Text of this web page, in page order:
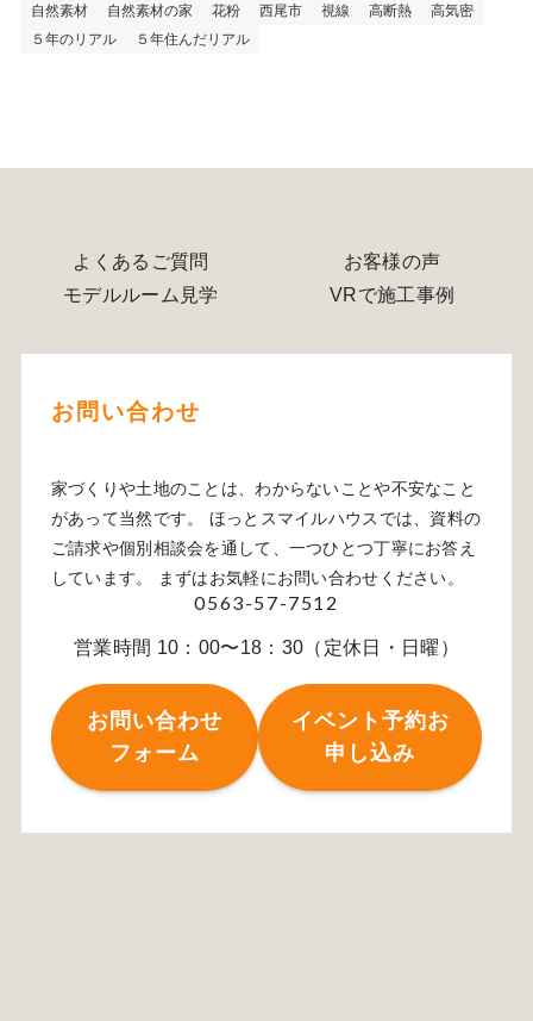
自然素材
自然素材の家 花粉 西尾市 視線 高断熱
高気密
５年のリアル
５年住んだリアル
よくあるご質問
お客様の声
モデルルーム見学
VRで施工事例
お問い合わせ
家づくりや土地のことは、わからないことや不安なこと
があって当然です。 ほっとスマイルハウスでは、資料の
ご請求や個別相談会を通して、一つひとつ丁寧にお答え
しています。 まずはお気軽にお問い合わせください。
0563-57-7512
営業時間 10：00〜18：30（定休日・日曜）
お問い合わせ
フォーム
イベント予約お
申し込み